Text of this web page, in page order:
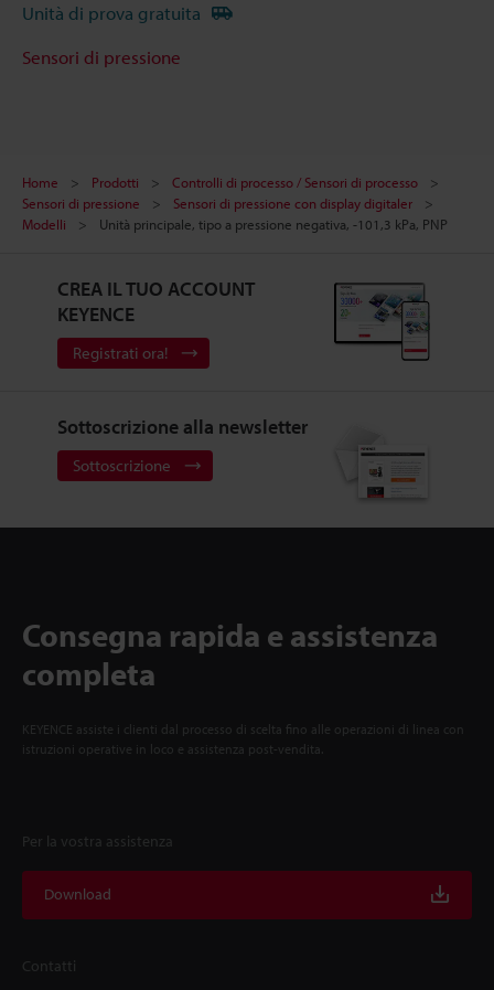
Unità di prova gratuita
Sensori di pressione
Home Prodotti
Controlli di processo / Sensori di processo
Sensori di pressione
Sensori di pressione con display digitaler
Modelli
Unità principale, tipo a pressione negativa, -101,3 kPa, PNP
CREA IL TUO ACCOUNT
KEYENCE
Registrati ora!
Sottoscrizione alla newsletter
Sottoscrizione
Consegna rapida e assistenza
completa
KEYENCE assiste i clienti dal processo di scelta fino alle operazioni di linea con
istruzioni operative in loco e assistenza post-vendita.
Per la vostra assistenza
Download
Contatti